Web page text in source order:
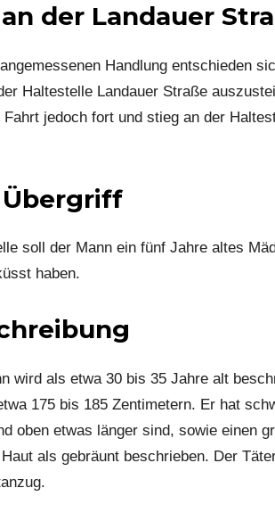
der Landauer
Handlung entschieden
Haltestelle Landauer Straße
jedoch fort und stieg an der
soll der Mann ein fünf Jahre altes
haben.
wird als etwa 30 bis 35 Jahre alt
175 bis 185 Zentimetern. Er hat
oben etwas länger sind, sowie einen
als gebräunt beschrieben. Der